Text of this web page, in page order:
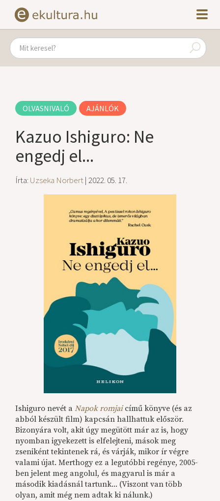
OLVASNIVALÓ AJÁNLÓK
Kazuo Ishiguro: Ne
engedj el...
Írta: Uzseka Norbert| 2022. 05. 17.
Ishiguro nevét aNapok romjaicímű könyve (és az
abból készült film) kapcsán hallhattuk először.
Bizonyára volt, akit úgy megütött már az is, hogy
nyomban igyekezett is elfelejteni, mások meg
zseniként tekintenek rá, és várják, mikor ír végre
valami újat. Merthogy ez a legutóbbi regénye, 2005-
ben jelent meg angolul, és magyarul is már a
második kiadásnál tartunk... (Viszont van több
olyan, amit még nem adtak ki nálunk.)